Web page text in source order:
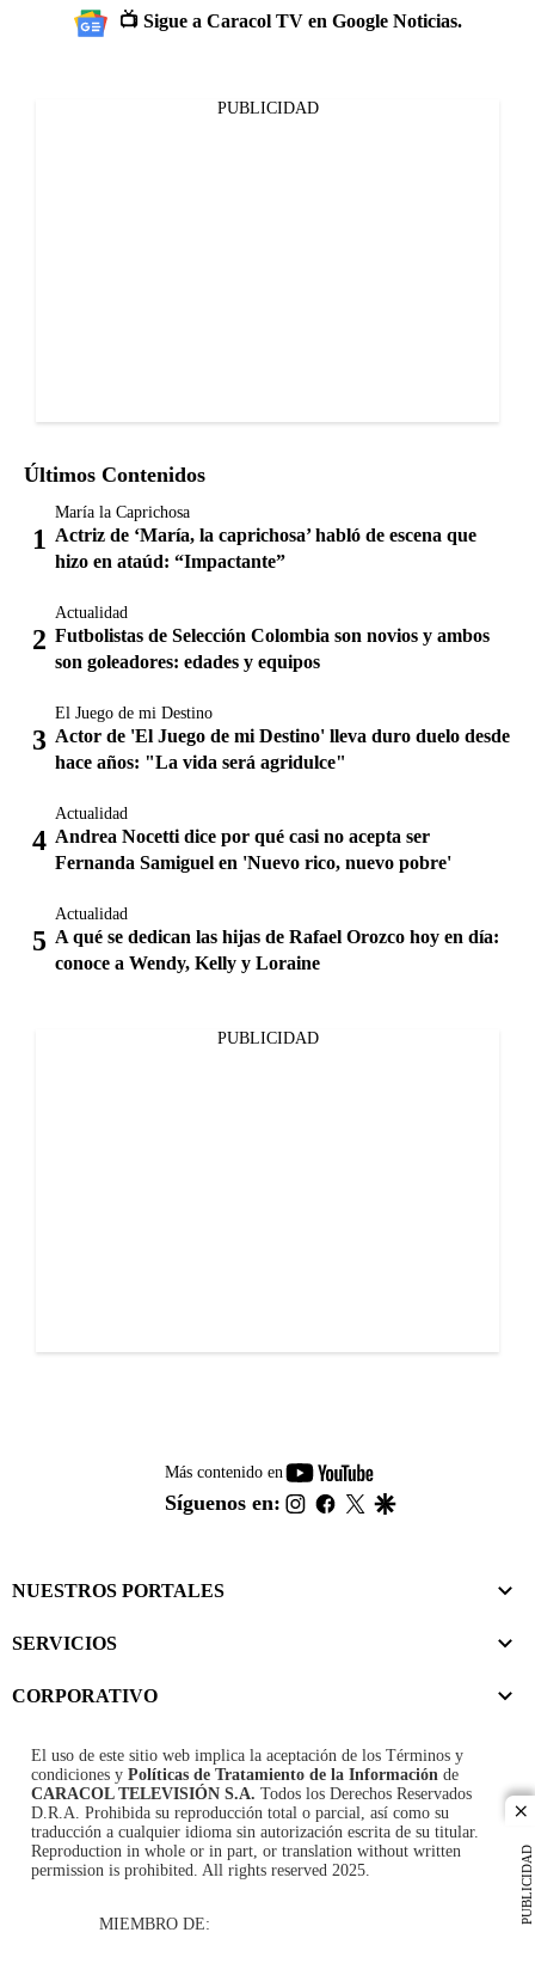
PUBLICIDAD
📺 Sigue a Caracol TV en Google Noticias.
PUBLICIDAD
Últimos Contenidos
María la Caprichosa
Actriz de ‘María, la caprichosa’ habló de escena que
hizo en ataúd: “Impactante”
Actualidad
Futbolistas de Selección Colombia son novios y ambos
son goleadores: edades y equipos
El Juego de mi Destino
Actor de 'El Juego de mi Destino' lleva duro duelo desde
hace años: "La vida será agridulce"
Actualidad
Andrea Nocetti dice por qué casi no acepta ser
Fernanda Samiguel en 'Nuevo rico, nuevo pobre'
Actualidad
A qué se dedican las hijas de Rafael Orozco hoy en día:
conoce a Wendy, Kelly y Loraine
PUBLICIDAD
Más contenido en
youtube-
footer
Síguenos en: instagram
facebook
twitter
NUESTROS PORTALES
SERVICIOS
CORPORATIVO
El uso de este sitio web implica la aceptación de los Términos y
condiciones y Políticas de Tratamiento de la Información de
CARACOL TELEVISIÓN S.A. Todos los Derechos Reservados
D.R.A. Prohibida su reproducción total o parcial, así como su
traducción a cualquier idioma sin autorización escrita de su titular.
Reproduction in whole or in part, or translation without written
permission is prohibited. All rights reserved 2025.
MIEMBRO DE: